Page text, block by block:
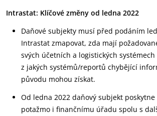
Intrastat: Klíčové změny od ledna 2022
Daňové subjekty musí před podáním
Intrastat zmapovat, zda mají
svých účetních a logistických
z jakých systémů/reportů chybějící
původu mohou získat.
Od ledna 2022 daňový subjekt
potažmo i finančnímu úřadu spolu s